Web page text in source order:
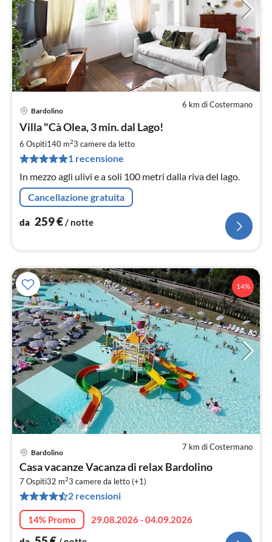
6 km di Costermano
Bardolino
Villa "Cà Olea, 3 min. dal Lago!
6 Ospiti140 m23 camere da letto
1 recensione
In mezzo agli ulivi e a soli 100 metri dalla riva del lago.
Cancellazione gratuita
da 259€/ notte
14%
7 km di Costermano
Bardolino
Casa vacanze Vacanza di relax Bardolino
7 Ospiti32 m23 camere da letto (+1)
2 recensioni
14% Promo
29.08.2026 - 04.09.2026